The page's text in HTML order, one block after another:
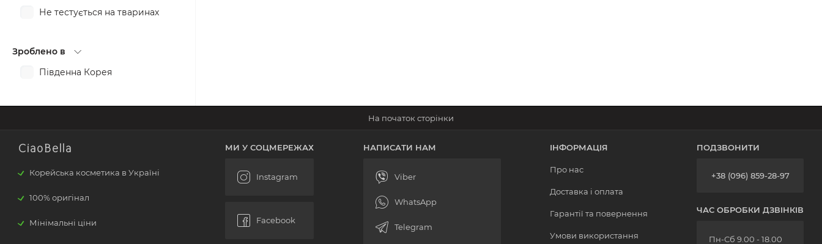
Не тестується на тваринах
Зроблено в
Південна Корея
CiaoBella
Корейська косметика в Україні
100% оригінал
Мінімальні ціни
МИ У СОЦМЕРЕЖАХ НАПИСАТИ НАМ ІНФОРМАЦІЯ
Про нас
Доставка і оплата
Гарантії та повернення
Умови використання
ПОДЗВОНИТИ
+38 (096) 859-28-97
ЧАС ОБРОБКИ ДЗВІНКІВ
Пн-Сб 9.00 - 18.00